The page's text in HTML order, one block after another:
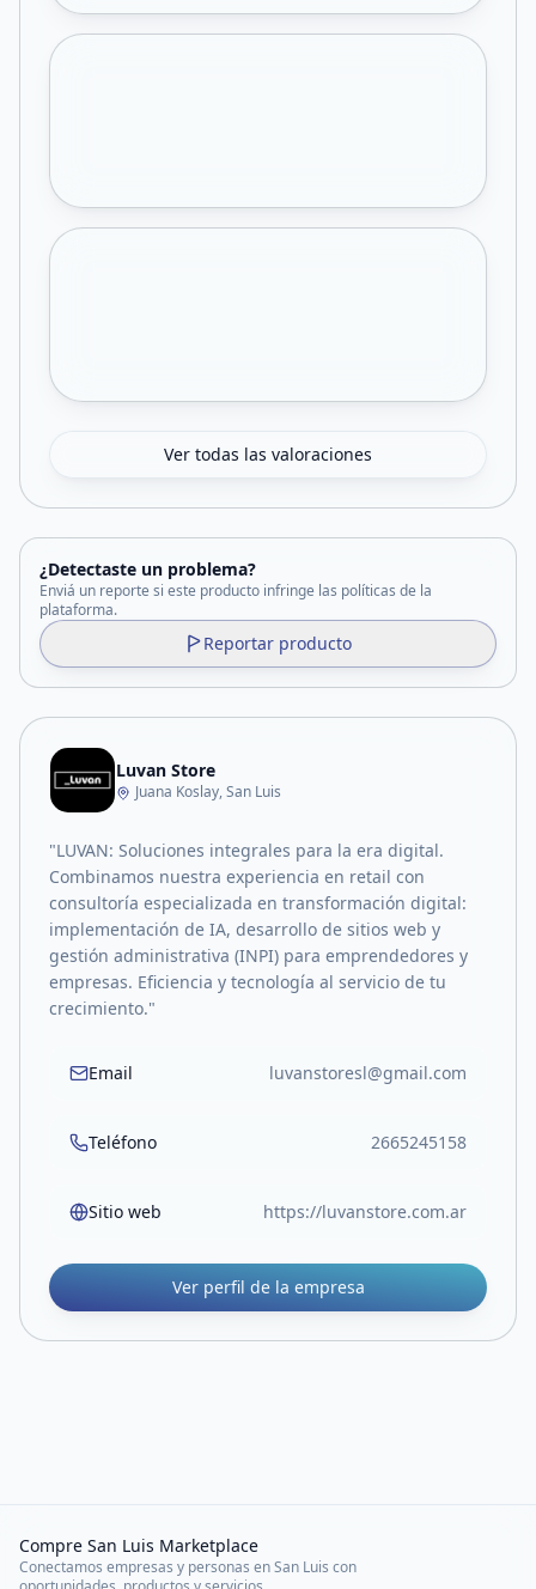
Ver todas las valoraciones
¿Detectaste un problema?
Enviá un reporte si este producto infringe las políticas de la
plataforma.
Reportar producto
Luvan Store
Juana Koslay, San Luis
"LUVAN: Soluciones integrales para la era digital.
Combinamos nuestra experiencia en retail con
consultoría especializada en transformación digital:
implementación de IA, desarrollo de sitios web y
gestión administrativa (INPI) para emprendedores y
empresas. Eficiencia y tecnología al servicio de tu
crecimiento."
Email luvanstoresl@gmail.com
Teléfono 2665245158
Sitio web https://luvanstore.com.ar
Ver perfil de la empresa
Compre San Luis Marketplace
Conectamos empresas y personas en San Luis con